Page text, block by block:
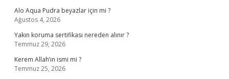
Alo Aqua Pudra beyazlar için mi ?
Ağustos 4, 2026
Yakın koruma sertifikası nereden alınır ?
Temmuz 29, 2026
Kerem Allah’ın ismi mi ?
Temmuz 25, 2026